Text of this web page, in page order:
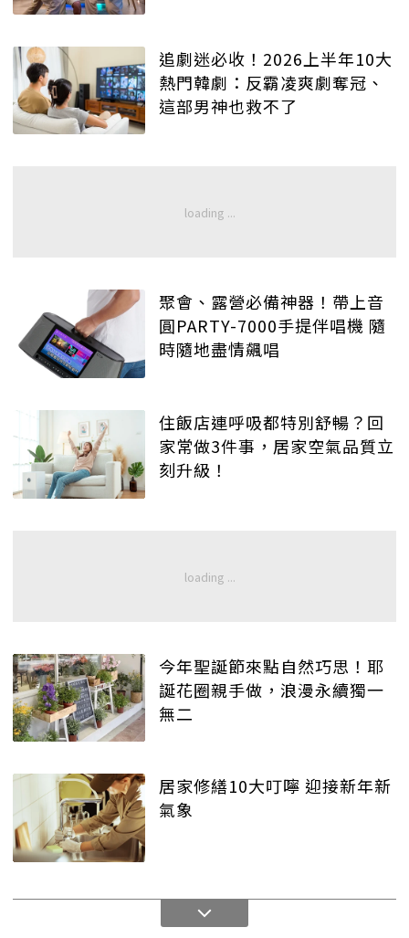
追劇迷必收！2026上半年10大
熱門韓劇：反霸凌爽劇奪冠、
這部男神也救不了
聚會、露營必備神器！帶上音
圓PARTY-7000手提伴唱機 隨
時隨地盡情飆唱
住飯店連呼吸都特別舒暢？回
家常做3件事，居家空氣品質立
刻升級！
今年聖誕節來點自然巧思！耶
誕花圈親手做，浪漫永續獨一
無二
居家修繕10大叮嚀 迎接新年新
氣象